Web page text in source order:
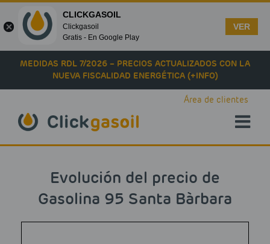
Skip to main content
MEDIDAS RDL 7/2026 – PRECIOS ACTUALIZADOS CON LA
NUEVA FISCALIDAD ENERGÉTICA (+INFO)
Área de clientes
Evolución del precio de
Gasolina 95 Santa Bàrbara
CLICKGASOIL
Clickgasoil
Gratis - En Google Play
VER